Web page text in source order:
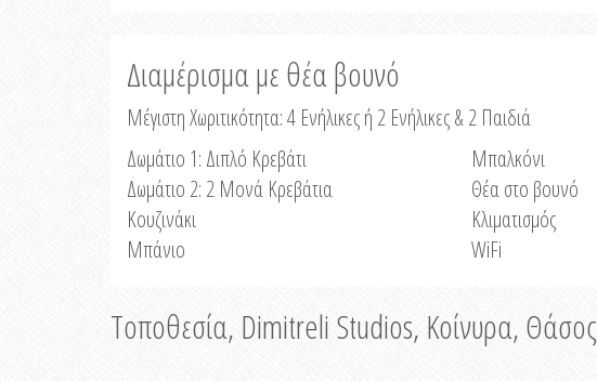
Διαμέρισμα με θέα βουνό
Μέγιστη Χωριτικότητα: 4 Ενήλικες ή 2 Ενήλικες & 2 Παιδιά
Δωμάτιο 1: Διπλό Κρεβάτι
Δωμάτιο 2: 2 Μονά Κρεβάτια
Κουζινάκι
Μπάνιο
Μπαλκόνι
Θέα στο βουνό
Κλιματισμός
WiFi
Τοποθεσία, Dimitreli Studios, Κοίνυρα, Θάσος